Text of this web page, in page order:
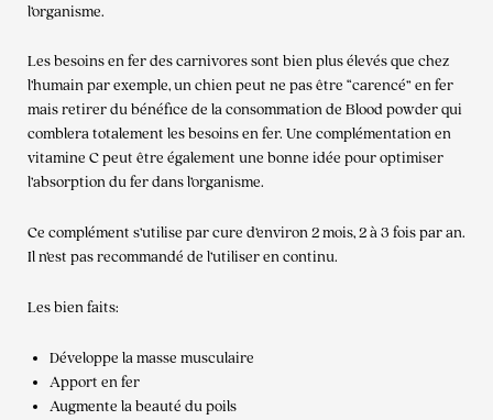
l’organisme.
Les besoins en fer des carnivores sont bien plus élevés que chez
l’humain par exemple, un chien peut ne pas être “carencé” en fer
mais retirer du bénéfice de la consommation de Blood powder qui
comblera totalement les besoins en fer. Une complémentation en
vitamine C peut être également une bonne idée pour optimiser
l’absorption du fer dans l’organisme.
Ce complément s’utilise par cure d’environ 2 mois, 2 à 3 fois par an.
Il n’est pas recommandé de l’utiliser en continu.
Les bien faits:
Développe la masse musculaire
Apport en fer
Augmente la beauté du poils